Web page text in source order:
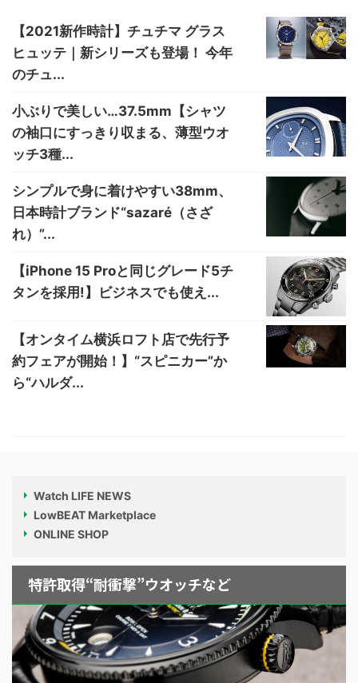
【2021新作時計】チュチマ グラス
ヒュッテ｜新シリーズも登場！ 今年
のチュ...
小ぶりで美しい…37.5mm【シャツ
の袖口にすっきり収まる、薄型ウオ
ッチ3種...
シンプルで身に着けやすい38mm、
日本時計ブランド“sazaré（さざ
れ）”...
【iPhone 15 Proと同じグレード5チ
タンを採用!】ビジネスでも使え...
【オンタイム横浜ロフト店で先行予
約フェアが開始！】“スピニカー”か
ら“ハルダ...
Watch LIFE NEWS
LowBEAT Marketplace
ONLINE SHOP
特許取得“耐衝撃”ウオッチなど